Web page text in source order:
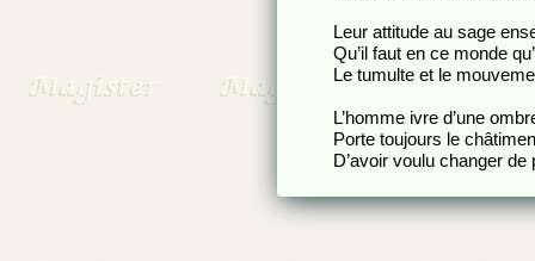
Leur attitude au sage
Qu’il faut en ce monde
Le tumulte et le
L’homme ivre d’une
Porte toujours le
D’avoir voulu changer de